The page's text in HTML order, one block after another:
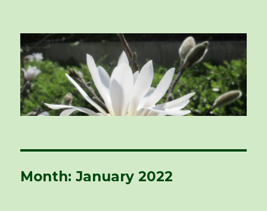
vivu-room
Month: January 2022